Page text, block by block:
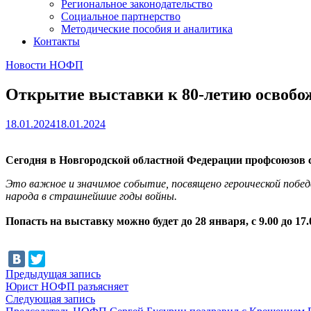
Региональное законодательство
Социальное партнерство
Методические пособия и аналитика
Контакты
Новости НОФП
Открытие выставки к 80-летию
18.01.202418.01.2024
Сегодня в Новгородской областной Федерации
Это важное и значимое событие, посвящено героической
народа в страшнейшие годы войны.
Попасть на выставку можно будет до 28 января, с 9.00 до
Навигация
по
Предыдущая записьПредыдущая
запись:
Юрист НОФП разъясняет
Следующая записьСледующая